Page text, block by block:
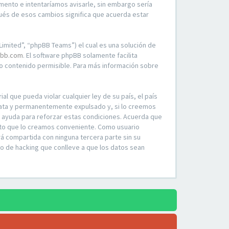
e intentaríamos avisarle, sin embargo sería
de esos cambios significa que acuerda estar
“phpBB Teams”) el cual es una solución de
. El software phpBB solamente facilita
permisible. Para más información sobre
que pueda violar cualquier ley de su país, el país
y permanentemente expulsado y, si lo creemos
para reforzar estas condiciones. Acuerda que
que lo creamos conveniente. Como usuario
compartida con ninguna tercera parte sin su
de hacking que conlleve a que los datos sean